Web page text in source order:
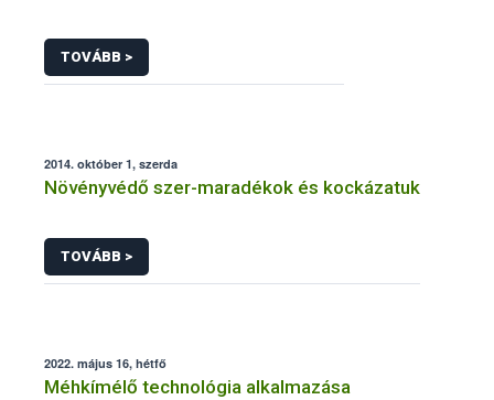
TOVÁBB >
2014. október 1, szerda
Növényvédő szer-maradékok és kockázatuk
TOVÁBB >
2022. május 16, hétfő
Méhkímélő technológia alkalmazása